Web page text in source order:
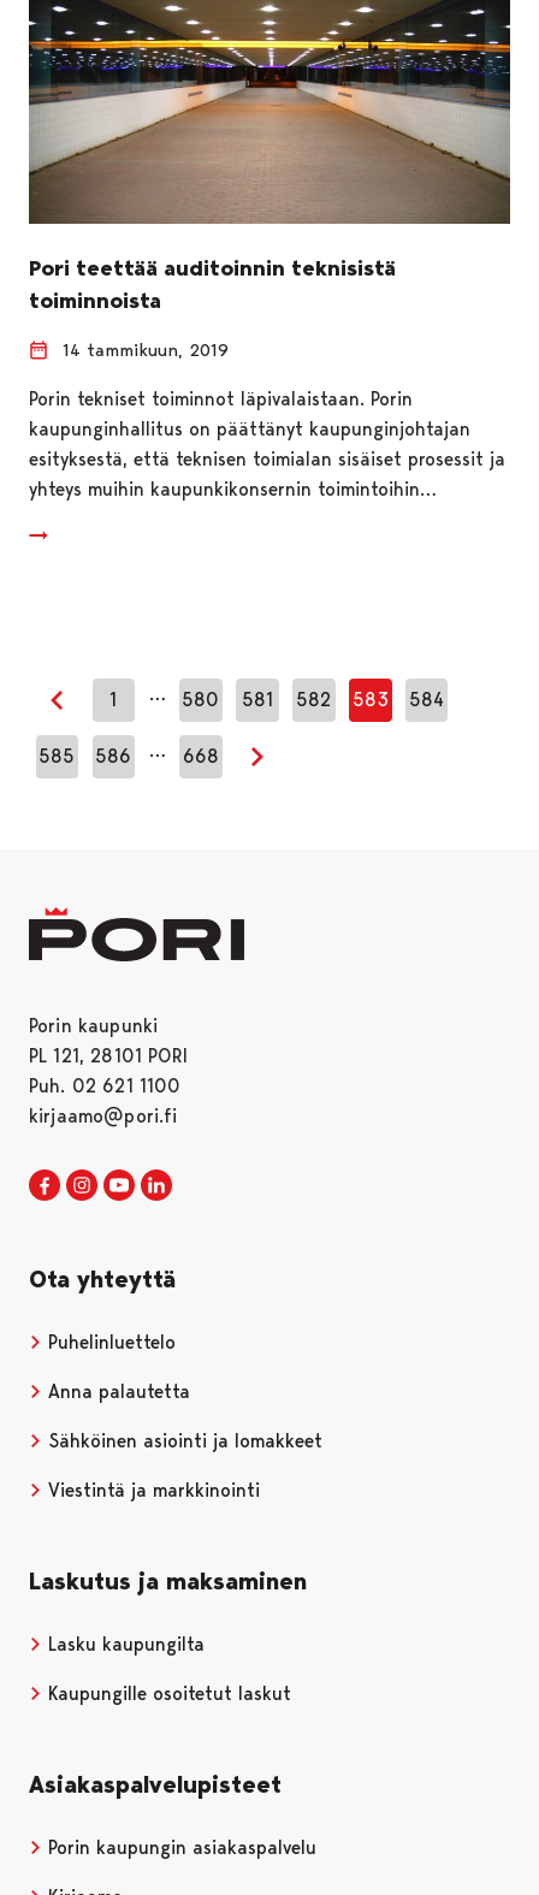
Pori teettää auditoinnin teknisistä
toiminnoista
14 tammikuun, 2019
Porin tekniset toiminnot läpivalaistaan. Porin
kaupunginhallitus on päättänyt kaupunginjohtajan
esityksestä, että teknisen toimialan sisäiset prosessit ja
yhteys muihin kaupunkikonsernin toimintoihin…
Edellinen sivu
1 … 580 581 582 583 584
585 586 … 668
Seuraava sivu
Porin kaupunki
PL 121, 28101 PORI
Puh. 02 621 1100
kirjaamo@pori.fi
Porin kaupunki Facebookissa
Avautuu uudessa välilehdessä
Porin kaupunki Instagramissa
Avautuu uudessa välilehdessä
Porin kaupunki Youtubessa
Avautuu uudessa välilehdessä
Ota yhteyttä
Puhelinluettelo
Anna palautetta
Sähköinen asiointi ja lomakkeet
Viestintä ja markkinointi
Laskutus ja maksaminen
Lasku kaupungilta
Kaupungille osoitetut laskut
Asiakaspalvelupisteet
Porin kaupungin asiakaspalvelu